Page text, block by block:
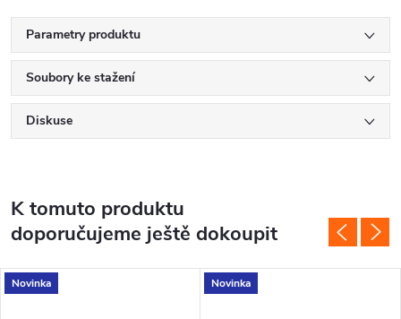
Parametry produktu
Soubory ke stažení
Diskuse
K tomuto produktu
doporučujeme ještě dokoupit
Novinka Novinka